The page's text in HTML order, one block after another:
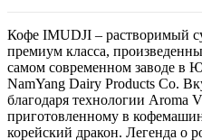
Кофе IMUDJI – растворимый
премиум класса,
самом современном заводе в
NamYang Dairy Products Co.
благодаря технологии Aroma
приготовленному в
корейский дракон. Легенда о